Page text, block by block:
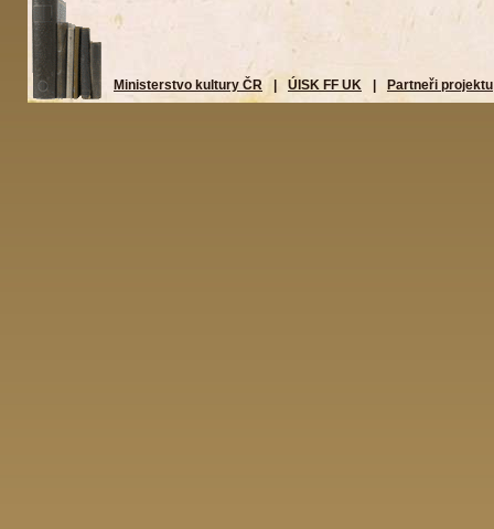
Ministerstvo kultury ČR ÚISK FF UK Partneři projektu